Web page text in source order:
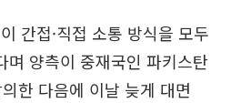
간접·직접 소통 방식을 모두
며 양측이 중재국인 파키스탄
한 다음에 이날 늦게 대면